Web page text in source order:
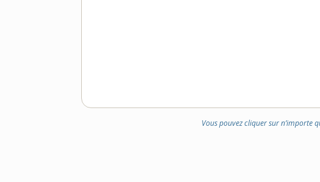
Vous pouvez cliquer sur n’importe